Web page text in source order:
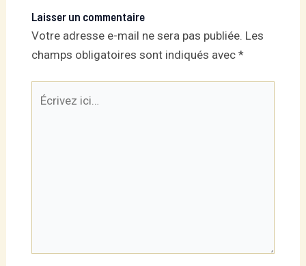
Laisser un commentaire
Votre adresse e-mail ne sera pas publiée. Les
champs obligatoires sont indiqués avec *